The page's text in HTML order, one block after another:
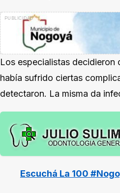
Los especialistas decidieron
había sufrido ciertas
detectaron. La misma da
Escuchá La 100